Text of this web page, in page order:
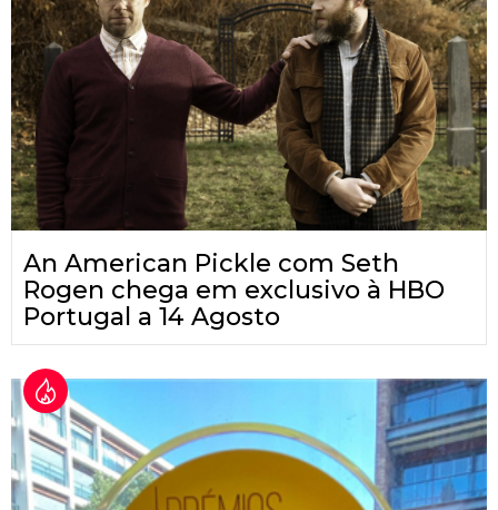
An American Pickle com Seth
Rogen chega em exclusivo à HBO
Portugal a 14 Agosto